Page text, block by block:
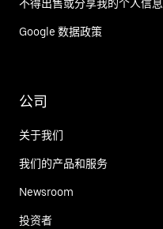
不得出售或分享我的个人信息
Google 数据政策
公司
关于我们
我们的产品和服务
Newsroom
投资者